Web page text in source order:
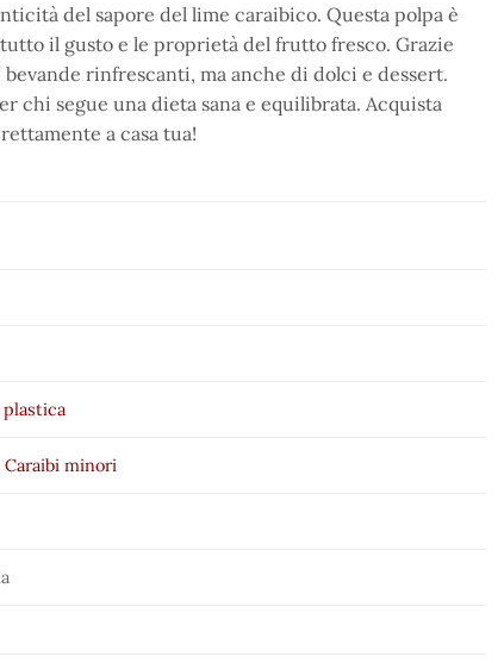
del sapore del lime caraibico. Questa polpa è
il gusto e le proprietà del frutto fresco. Grazie
rinfrescanti, ma anche di dolci e dessert.
chi segue una dieta sana e equilibrata. Acquista
a casa tua!
minori